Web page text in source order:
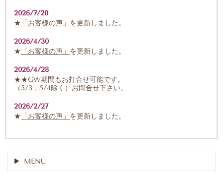
2026/7/20
★ 「お客様の声」 を更新しました。
2026/4/30
★ 「お客様の声」 を更新しました。
2026/4/28
★★GW期間もお打合せ可能です。
（5/3，5/4除く）お問合せ下さい。
2026/2/27
★ 「お客様の声」 を更新しました。
MENU